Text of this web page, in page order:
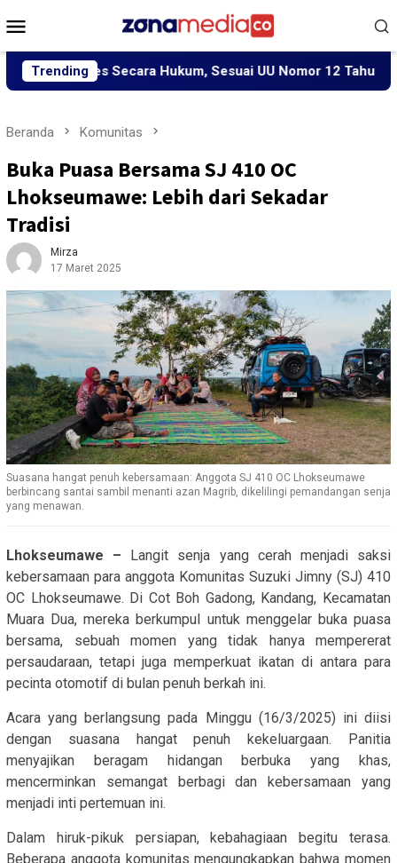
ke
Mobile
Trending
Secara Hukum, Sesuai UU Nomor 12 Tahun 2022
Beranda Komunitas
Buka Puasa Bersama SJ 410 OC
Lhokseumawe: Lebih dari Sekadar
Tradisi
Mirza
17 Maret 2025
Suasana hangat penuh kebersamaan: Anggota SJ 410 OC Lhokseumawe
berbincang santai sambil menanti azan Magrib, dikelilingi pemandangan senja
yang menawan.
Lhokseumawe – Langit senja yang cerah menjadi saksi
kebersamaan para anggota Komunitas Suzuki Jimny (SJ) 410
OC Lhokseumawe. Di Cot Boh Gadong, Kandang, Kecamatan
Muara Dua, mereka berkumpul untuk menggelar buka puasa
bersama, sebuah momen yang tidak hanya mempererat
persaudaraan, tetapi juga memperkuat ikatan di antara para
pecinta otomotif di bulan penuh berkah ini.
Acara yang berlangsung pada Minggu (16/3/2025) ini diisi
dengan suasana hangat penuh kekeluargaan. Panitia
menyajikan beragam hidangan berbuka yang khas,
mencerminkan semangat berbagi dan kebersamaan yang
menjadi inti pertemuan ini.
Dalam hiruk-pikuk persiapan, kebahagiaan begitu terasa.
Beberapa anggota komunitas mengungkapkan bahwa momen